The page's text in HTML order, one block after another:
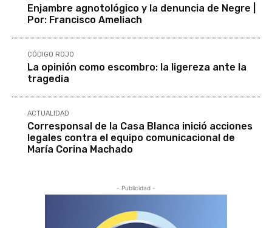
Enjambre agnotológico y la denuncia de Negre |
Por: Francisco Ameliach
CÓDIGO ROJO
La opinión como escombro: la ligereza ante la
tragedia
ACTUALIDAD
Corresponsal de la Casa Blanca inició acciones
legales contra el equipo comunicacional de
María Corina Machado
- Publicidad -